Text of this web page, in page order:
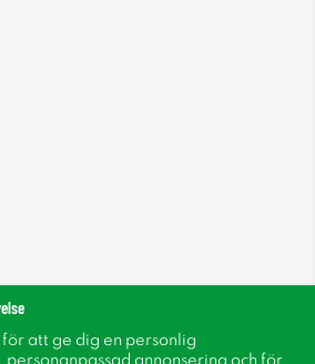
att ge dig en personlig
annonsering och för